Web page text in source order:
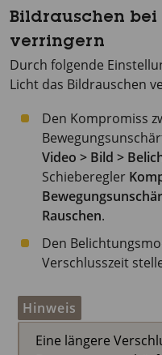
Bildrauschen
verringern
Durch folgende
Licht das Bildrauschen
Den Kompromiss
Video > Bild >
Schieberegler
Rauschen.
Den
Verschlusszeit
Hinweis
Eine längere